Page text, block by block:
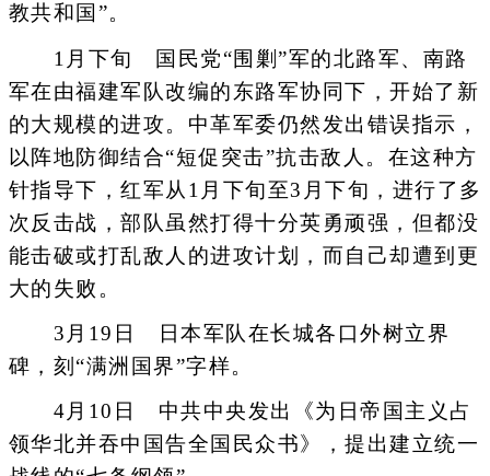
教共和国”。
1月下旬 国民党“围剿”军的北路军、南路
军在由福建军队改编的东路军协同下，开始了新
的大规模的进攻。中革军委仍然发出错误指示，
以阵地防御结合“短促突击”抗击敌人。在这种方
针指导下，红军从1月下旬至3月下旬，进行了多
次反击战，部队虽然打得十分英勇顽强，但都没
能击破或打乱敌人的进攻计划，而自己却遭到更
大的失败。
3月19日 日本军队在长城各口外树立界
碑，刻“满洲国界”字样。
4月10日 中共中央发出《为日帝国主义占
领华北并吞中国告全国民众书》，提出建立统一